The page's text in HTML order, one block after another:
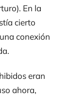
En la
cierto
conexión
eran
ahora,